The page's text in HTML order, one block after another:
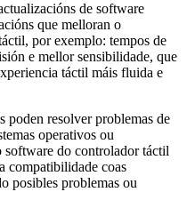
de software
que melloran o
por exemplo: tempos de
e mellor sensibilidade, que
táctil máis fluida e
poden resolver problemas de
operativos ou
do controlador táctil
compatibilidade coas
posibles problemas ou